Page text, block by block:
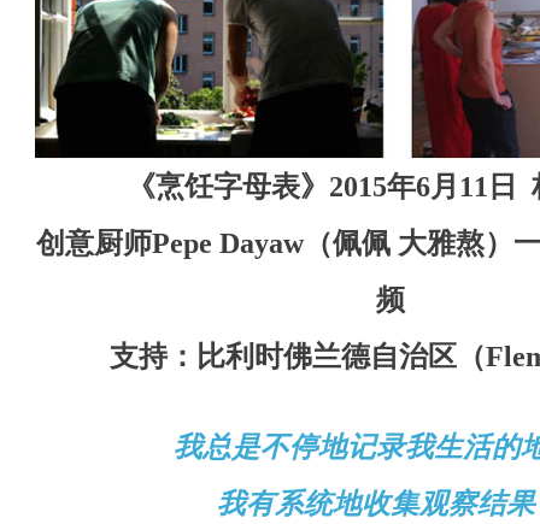
《烹饪字母表》2015年6月11日
创意厨师Pepe Dayaw（佩佩 大雅熬）
频
支持：比利时佛兰德自治区（
我总是不停地记录我生活的
我有系统地收集观察结